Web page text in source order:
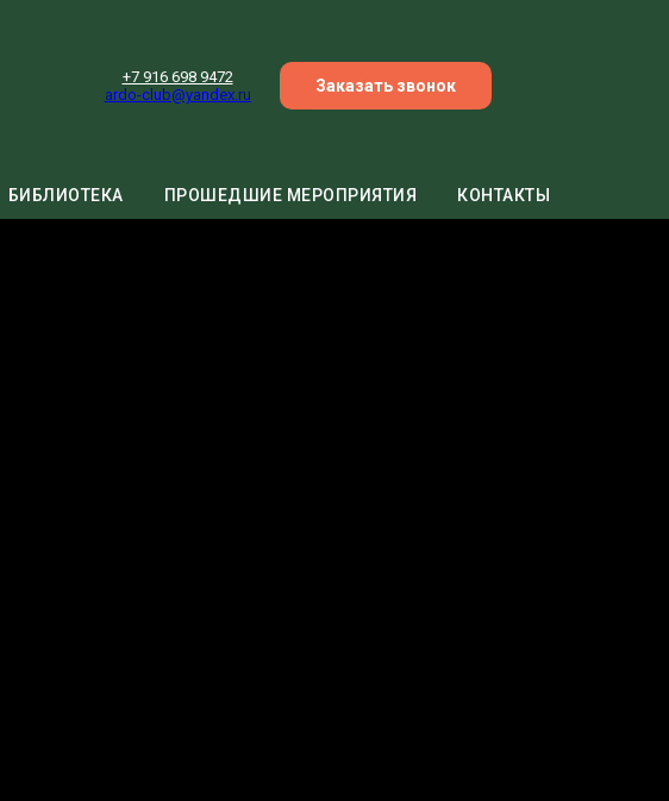
+7 916 698 9472
ardo-club@yandex.ru
Заказать звонок
БИБЛИОТЕКА ПРОШЕДШИЕ МЕРОПРИЯТИЯ КОНТАКТЫ